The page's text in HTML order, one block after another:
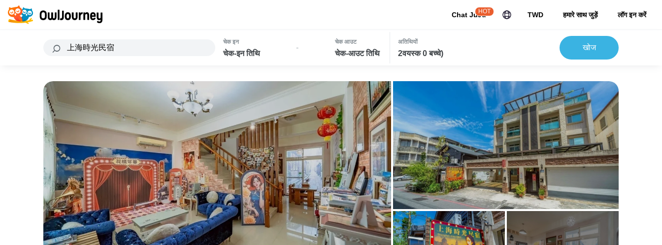
Chat JuJu
HOT TWD हमारे साथ जुड़ें लॉग इन करें
चेक इन
चेक-इन तिथि
-
चेक आउट
चेक-आउट तिथि
अतिथियों
2वयस्क 0 बच्चे)
खोज